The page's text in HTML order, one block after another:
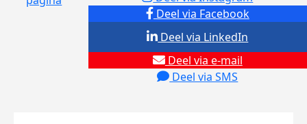
Deel via Facebook
Deel via e-mail
Deel via SMS
Deel via LinkedIn